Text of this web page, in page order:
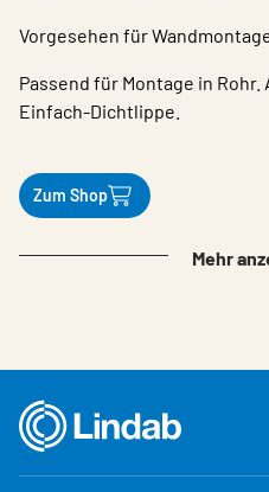
Wähle Sprache
Germany - Ventilation
Vorgesehen für
Passend für Montage in
Einfach-Dichtlippe.
Zum Shop
Mehr